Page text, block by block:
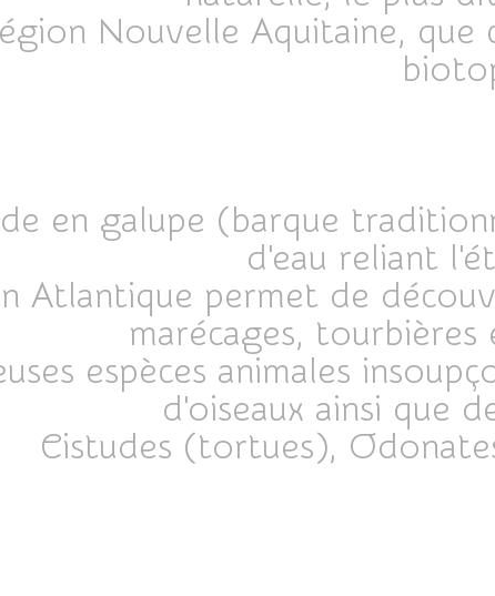
Nouvelle Aquitaine, que
en galupe (barque
d'eau reliant
Atlantique permet de
marécages,
espèces animales
d'oiseaux ainsi que
Cistudes (tortues),